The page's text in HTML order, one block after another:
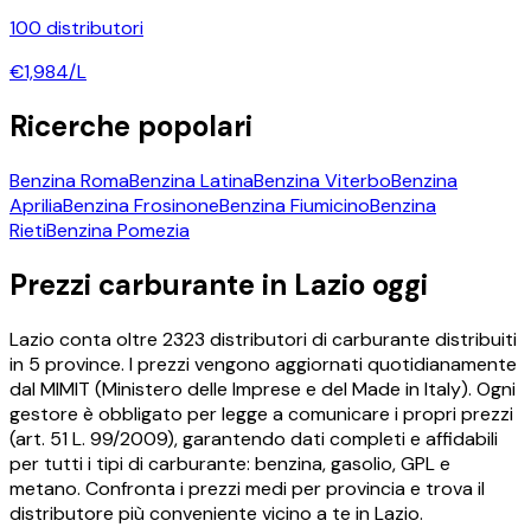
100 distributori
€1,984/L
Ricerche popolari
BenzinaRomaBenzinaLatinaBenzinaViterboBenzina
ApriliaBenzinaFrosinoneBenzinaFiumicinoBenzina
RietiBenzinaPomezia
Prezzi carburante in Lazio oggi
Lazio conta oltre 2323 distributori di carburante distribuiti
in 5 province. I prezzi vengono aggiornati quotidianamente
dal MIMIT (Ministero delle Imprese e del Made in Italy). Ogni
gestore è obbligato per legge a comunicare i propri prezzi
(art. 51 L. 99/2009), garantendo dati completi e affidabili
per tutti i tipi di carburante: benzina, gasolio, GPL e
metano. Confronta i prezzi medi per provincia e trova il
distributore più conveniente vicino a te inLazio.